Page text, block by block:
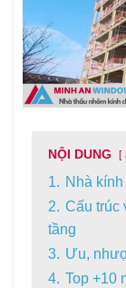
NỘI DUNG
1. Nhà
2. Cấu trúc
tầng
3. Ưu,
4. Top +10